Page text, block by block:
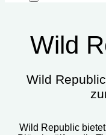
Wild
Wild
Wild Republic